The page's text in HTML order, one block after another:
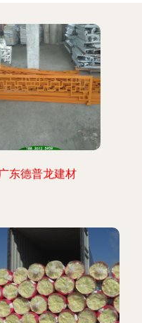
东德普龙建材